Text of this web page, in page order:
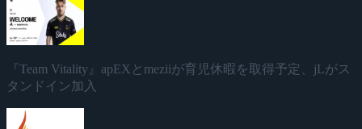
『Team Vitality』apEXとmeziiが育児休暇を取得予定、jLがス
タンドイン加入